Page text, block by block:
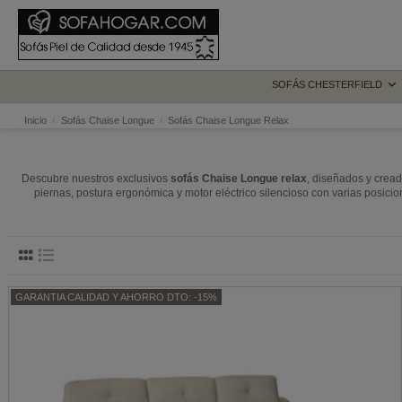
SOFÁS CHESTERFIELD
Inicio Sofás Chaise Longue Sofás Chaise Longue Relax
Descubre nuestros exclusivos sofás Chaise Longue relax, diseñados y
piernas, postura ergonómica y motor eléctrico silencioso con varias
GARANTIA CALIDAD Y AHORRO DTO: -15%